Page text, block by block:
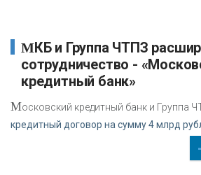
МКБ и Группа ЧТПЗ расширяют
сотрудничество -
кредитный банк»
Московский кредитный банк и Группа
кредитный договор на сумму 4 млрд